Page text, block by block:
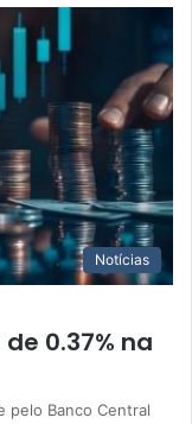
Notícias
0.37% na
pelo Banco Central